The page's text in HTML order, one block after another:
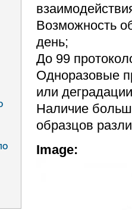
Возможность
день;
До 99
Одноразовые
или
Наличие
образцов
Image: